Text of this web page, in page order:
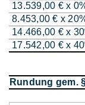
13.539,00 € x
8.453,00 € x
14.466,00 € x
17.542,00 € x
Rundung gem.